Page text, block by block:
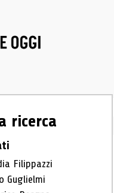
ricerca
Filippazzi
Guglielmi